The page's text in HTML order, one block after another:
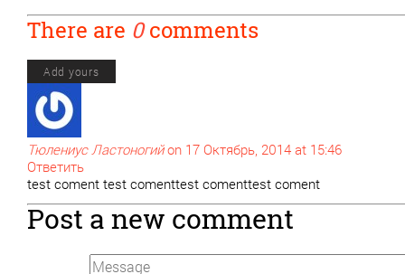
There are 0comments
Add yours
Тюлениус Ластоногий on 17 Октябрь, 2014 at 15:46
Ответить
test coment test comenttest comenttest coment
Post a new comment